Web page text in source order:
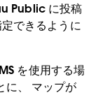
Public に投稿
できるように
を使用する場
に、 マップが